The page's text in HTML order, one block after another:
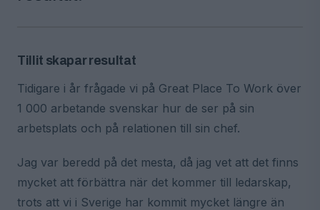
Tillit skapar resultat
Tidigare i år frågade vi på Great Place To Work över
1 000 arbetande svenskar hur de ser på sin
arbetsplats och på relationen till sin chef.
Jag var beredd på det mesta, då jag vet att det finns
mycket att förbättra när det kommer till ledarskap,
trots att vi i Sverige har kommit mycket längre än